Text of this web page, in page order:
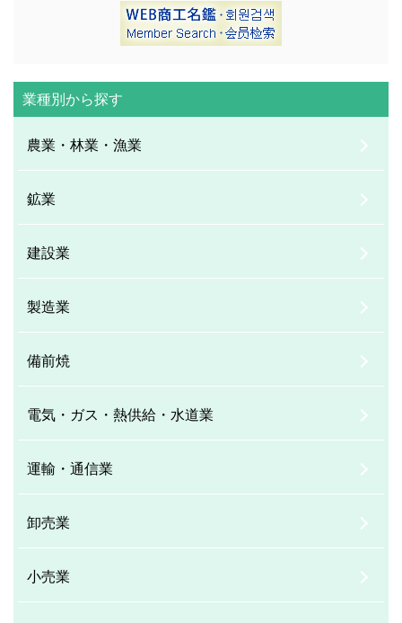
業種別から探す
農業・林業・漁業
鉱業
建設業
製造業
備前焼
電気・ガス・熱供給・水道業
運輸・通信業
卸売業
小売業